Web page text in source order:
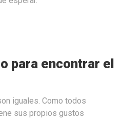
para encontrar el
iguales. Como todos
sus propios gustos